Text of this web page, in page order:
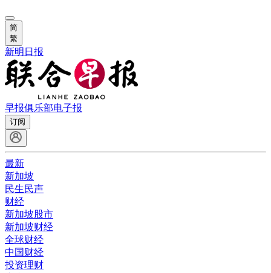
简
繁
新明日报
早报俱乐部电子报
订阅
最新
新加坡
民生民声
财经
新加坡股市
新加坡财经
全球财经
中国财经
投资理财